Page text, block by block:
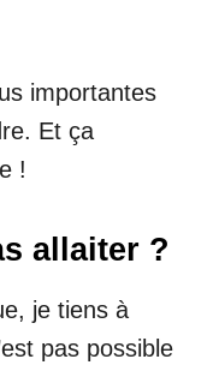
importantes
Et ça
!
allaiter ?
je tiens à
pas possible